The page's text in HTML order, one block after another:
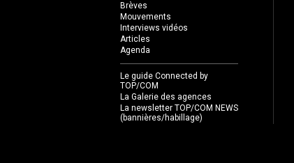
Brèves
Mouvements
Interviews vidéos
Articles
Agenda
Le guide Connected by
TOP/COM
La Galerie des agences
La newsletter TOP/COM NEWS
(bannières/habillage)